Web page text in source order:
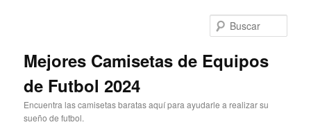
Mejores Camisetas de Equipos
de Futbol 2024
Encuentra las camisetas baratas aquí para ayudarle a realizar su
sueño de futbol.